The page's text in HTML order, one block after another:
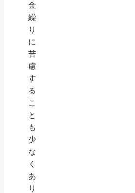
金
繰
り
に
苦
慮
す
る
こ
と
も
少
な
く
あ
り